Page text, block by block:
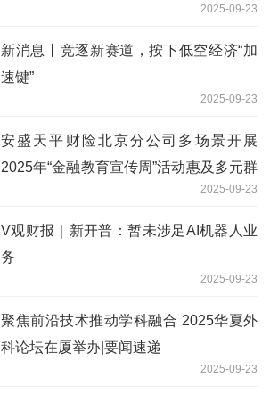
2025-09-23
新消息丨竞逐新赛道，按下低空经济“加
速键”
2025-09-23
安盛天平财险北京分公司多场景开展
2025年“金融教育宣传周”活动惠及多元群
2025-09-23
V观财报｜新开普：暂未涉足AI机器人业
务
2025-09-23
聚焦前沿技术推动学科融合 2025华夏外
科论坛在厦举办|要闻速递
2025-09-23